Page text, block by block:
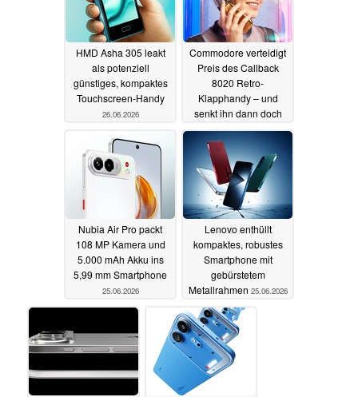
HMD Asha 305 leakt
als potenziell
günstiges, kompaktes
Touchscreen-Handy
26.06.2026
Commodore verteidigt
Preis des Callback
8020 Retro-
Klapphandy – und
senkt ihn dann doch
26.06.2026
Nubia Air Pro packt
108 MP Kamera und
5.000 mAh Akku ins
5,99 mm Smartphone
25.06.2026
Lenovo enthüllt
kompaktes, robustes
Smartphone mit
gebürstetem
Metallrahmen 25.06.2026